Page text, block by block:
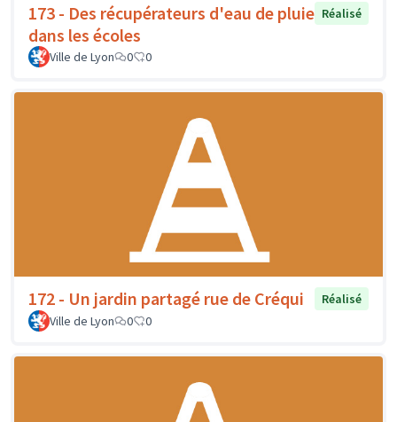
173 - Des récupérateurs d'eau de pluie
dans les écoles
Réalisé
Ville de Lyon 0 0
172 - Un jardin partagé rue de Créqui
Réalisé
Ville de Lyon
0 0